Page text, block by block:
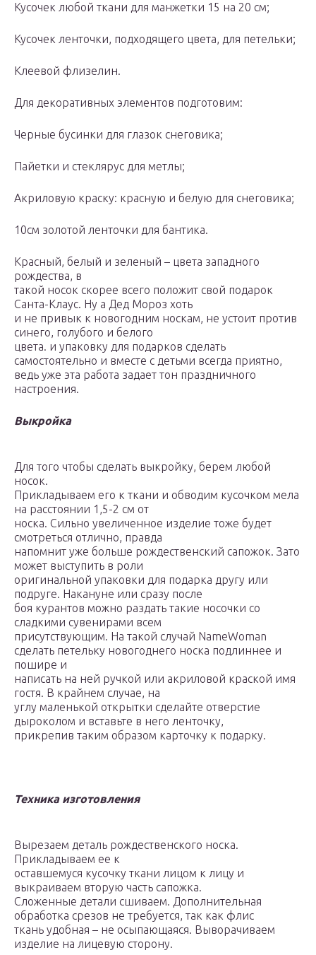
Кусочек любой ткани для манжетки 15 на 20 см;
Кусочек ленточки, подходящего цвета, для петельки;
Клеевой флизелин.
Для декоративных элементов подготовим:
Черные бусинки для глазок снеговика;
Пайетки и стеклярус для метлы;
Акриловую краску: красную и белую для снеговика;
10см золотой ленточки для бантика.
Красный, белый и зеленый – цвета западного
рождества, в
такой носок скорее всего положит свой подарок
Санта-Клаус. Ну а Дед Мороз хоть
и не привык к новогодним носкам, не устоит против
синего, голубого и белого
цвета. и упаковку для подарков сделать
самостоятельно и вместе с детьми всегда приятно,
ведь уже эта работа задает тон праздничного
настроения.
Выкройка
Для того чтобы сделать выкройку, берем любой
носок.
Прикладываем его к ткани и обводим кусочком мела
на расстоянии 1,5-2 см от
носка. Сильно увеличенное изделие тоже будет
смотреться отлично, правда
напомнит уже больше рождественский сапожок. Зато
может выступить в роли
оригинальной упаковки для подарка другу или
подруге. Накануне или сразу после
боя курантов можно раздать такие носочки со
сладкими сувенирами всем
присутствующим. На такой случай NameWoman
сделать петельку новогоднего носка подлиннее и
пошире и
написать на ней ручкой или акриловой краской имя
гостя. В крайнем случае, на
углу маленькой открытки сделайте отверстие
дыроколом и вставьте в него ленточку,
прикрепив таким образом карточку к подарку.
Техника изготовления
Вырезаем деталь рождественского носка.
Прикладываем ее к
оставшемуся кусочку ткани лицом к лицу и
выкраиваем вторую часть сапожка.
Сложенные детали сшиваем. Дополнительная
обработка срезов не требуется, так как флис
ткань удобная – не осыпающаяся. Выворачиваем
изделие на лицевую сторону.